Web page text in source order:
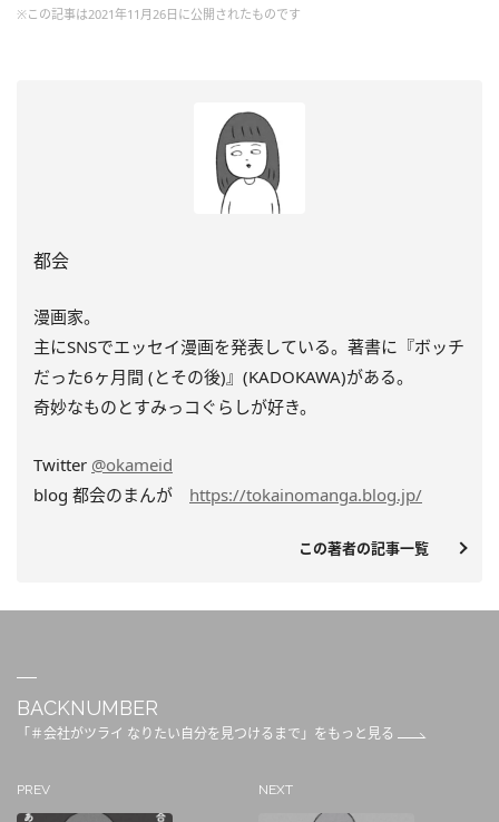
※この記事は2021年11月26日に公開されたものです
都会
漫画家。
主にSNSでエッセイ漫画を発表している。著書に『ボッチ
だった6ヶ月間 (とその後)』(KADOKAWA)がある。
奇妙なものとすみっコぐらしが好き。
Twitter @okameid
blog 都会のまんが https://tokainomanga.blog.jp/
この著者の記事一覧
BACKNUMBER
「＃会社がツライ なりたい自分を見つけるまで」をもっと見る
PREV NEXT